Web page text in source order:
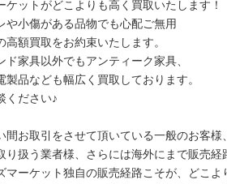
ケットがどこよりも高く買取いたします！
や小傷がある品物でも心配ご無用
高額買取をお約束いたします。
ド家具以外でもアンティーク家具、
製品なども幅広く買取しております。
ください♪
間お取引をさせて頂いている一般のお客様、
り扱う業者様、さらには海外にまで販売経
マーケット独自の販売経路こそが、どこよ